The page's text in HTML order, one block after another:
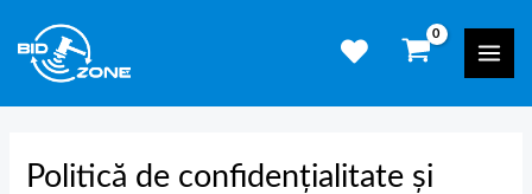
content
Politică de confidențialitate și